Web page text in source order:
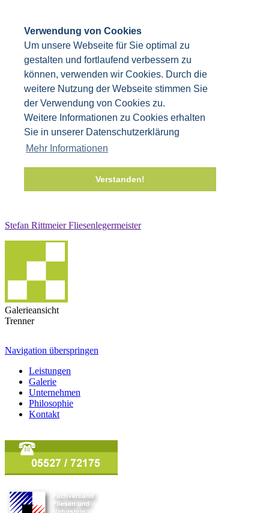
Verwendung von Cookies
Um unsere Webseite für Sie optimal zu
gestalten und fortlaufend verbessern zu
können, verwenden wir Cookies. Durch die
weitere Nutzung der Webseite stimmen Sie
der Verwendung von Cookies zu.
Weitere Informationen zu Cookies erhalten
Sie in unserer Datenschutzerklärung
Mehr Informationen
Verstanden!
Stefan Rittmeier Fliesenlegermeister
Galerieansicht
Trenner
Navigation überspringen
Leistungen
Galerie
Unternehmen
Philosophie
Kontakt